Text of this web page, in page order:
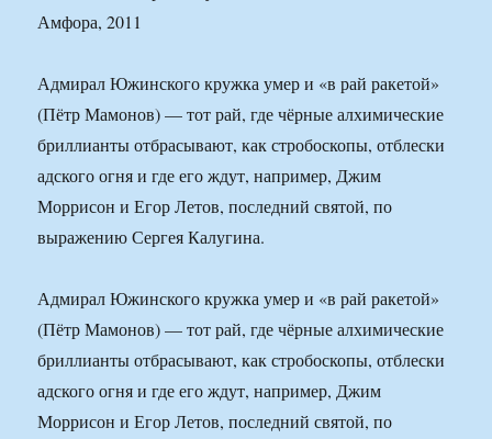
Адмирал Южинского кружка умер и «в рай ракетой»
(Пётр Мамонов) — тот рай, где чёрные алхимические
бриллианты отбрасывают, как стробоскопы, отблески
адского огня и где его ждут, например, Джим
Моррисон и Егор Летов, последний святой, по
выражению Сергея Калугина.
Адмирал Южинского кружка умер и «в рай ракетой»
(Пётр Мамонов) — тот рай, где чёрные алхимические
бриллианты отбрасывают, как стробоскопы, отблески
адского огня и где его ждут, например, Джим
Моррисон и Егор Летов, последний святой, по